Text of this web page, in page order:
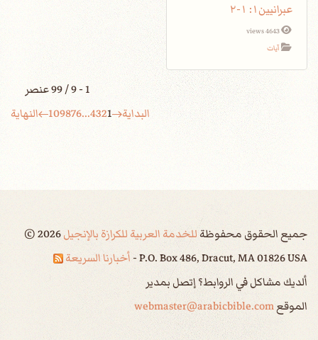
عبرانيين١: ١-٢
4643 views
آيات
1 - 9 / 99 عنصر
البداية
1
2
3
4
...
6
7
8
9
10 النهاية
جميع الحقوق محفوظةللخدمة العربية للكرازة بالإنجيل ©2026
P.O. Box 486, Dracut, MA 01826 USA - أخبارنا السريعة
ألديك مشاكل في الروابط؟ إتصل بمدير
الموقعwebmaster@arabicbible.com